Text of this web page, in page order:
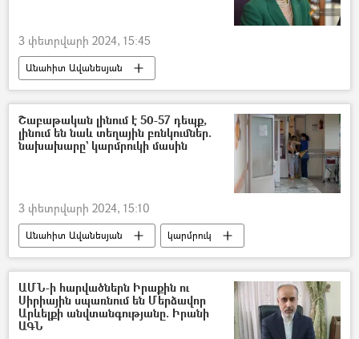
3 փետրվարի 2024, 15:45
Անահիտ Ավանեսյան
առողջության ապահովագրություն
Հայաստան
Շաբաթական լինում է 50-57 դեպք,
լինում են նաև տեղային բռնկումներ.
նախախարը` կարմրուկի մասին
3 փետրվարի 2024, 15:10
Անահիտ Ավանեսյան
կարմրուկ
Հայաստան
երեխա
ԱՄՆ-ի հարվածներն Իրաքին ու
Սիրիային սպառնում են Մերձավոր
Արևելքի անվտանգությանը. Իրանի
ԱԳՆ